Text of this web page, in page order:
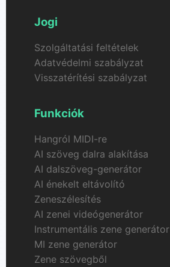
Jogi
Szolgáltatási feltételek
Adatvédelmi szabályzat
Visszatérítési szabályzat
Funkciók
Hangról MIDI-re
AI szöveg dalra alakítása
AI dalszöveg-generátor
AI énekelt eltávolító
Zeneszélesítés
AI zenei videógenerátor
Instrumentális zene generátor
MI zene generátor
Zene szövegből